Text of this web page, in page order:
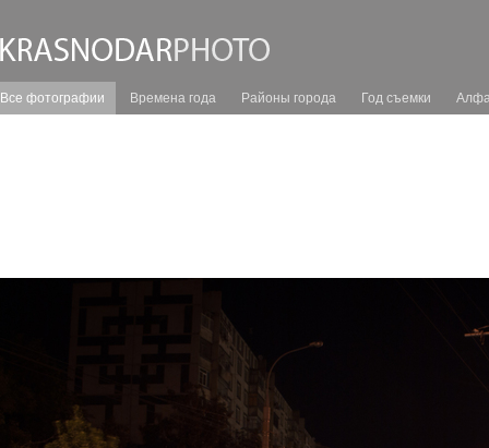
Все фотографии Времена года Районы города Год съемки